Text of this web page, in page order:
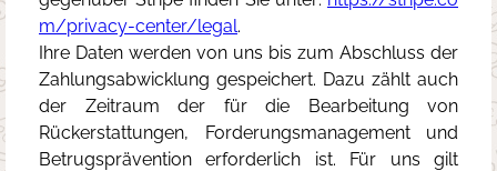
m/privacy-center/legal.
Ihre Daten werden von uns bis zum Abschluss der
Zahlungsabwicklung gespeichert. Dazu zählt auch
der Zeitraum der für die Bearbeitung von
Rückerstattungen, Forderungsmanagement und
Betrugsprävention erforderlich ist. Für uns gilt